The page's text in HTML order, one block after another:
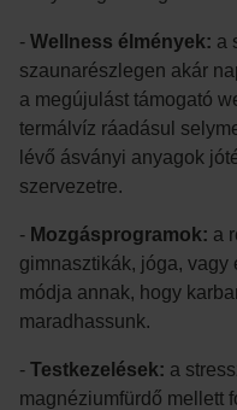
- Wellness élmények: a
szaunarészlegen akár
a megújulást támogató
termálvíz ráadásul
lévő ásványi anyagok
szervezetre.
- Mozgásprogramok: a
gimnasztikák, jóga,
módja annak, hogy
maradhassunk.
- Testkezelések: a
magnéziumfürdő mellett